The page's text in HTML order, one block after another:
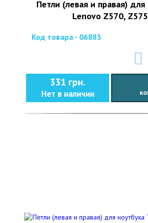
Петли (левая и правая) для
Lenovo Z570, Z575
Код товара - 06883
331 грн.
Нет в наличии